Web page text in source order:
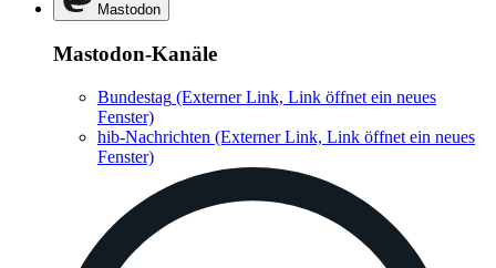
Mastodon
Mastodon-Kanäle
Bundestag (Externer Link, Link öffnet ein neues
Fenster)
hib-Nachrichten (Externer Link, Link öffnet ein neues
Fenster)